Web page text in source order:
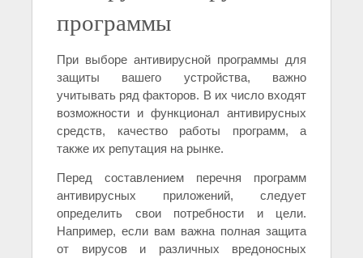
программы
При выборе антивирусной программы для
защиты вашего устройства, важно
учитывать ряд факторов. В их число входят
возможности и функционал антивирусных
средств, качество работы программ, а
также их репутация на рынке.
Перед составлением перечня программ
антивирусных приложений, следует
определить свои потребности и цели.
Например, если вам важна полная защита
от вирусов и различных вредоносных